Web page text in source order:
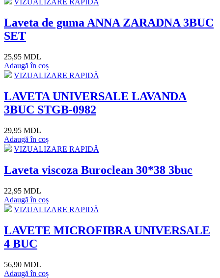
VIZUALIZARE RAPIDĂ
Laveta de guma ANNA ZARADNA 3BUC
SET
25,95 MDL
Adaugă în coș
VIZUALIZARE RAPIDĂ
LAVETA UNIVERSALE LAVANDA
3BUC STGB-0982
29,95 MDL
Adaugă în coș
VIZUALIZARE RAPIDĂ
Laveta viscoza Buroclean 30*38 3buc
22,95 MDL
Adaugă în coș
VIZUALIZARE RAPIDĂ
LAVETE MICROFIBRA UNIVERSALE
4 BUC
56,90 MDL
Adaugă în coș